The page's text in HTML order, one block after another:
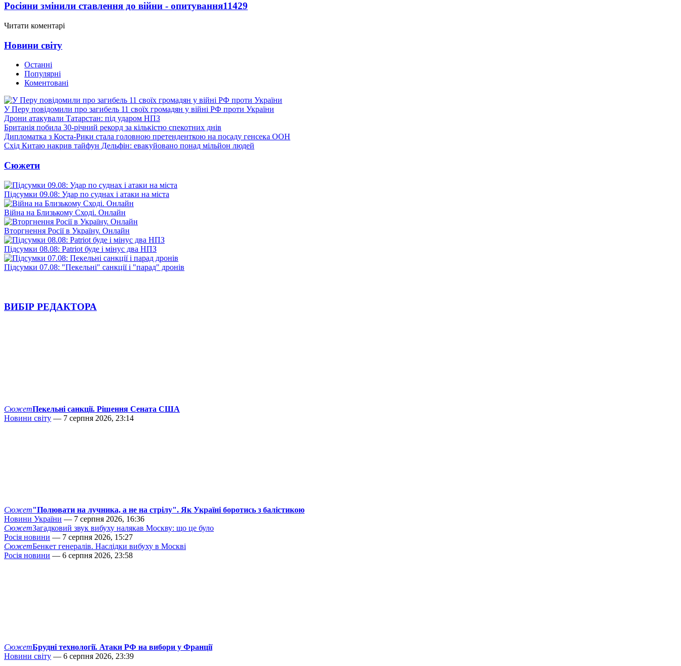
Росіяни змінили ставлення до війни - опитування11429
Читати коментарі
Новини світу
Останні
Популярні
Коментовані
У Перу повідомили про загибель 11 своїх громадян у війні РФ проти України
Дрони атакували Татарстан: під ударом НПЗ
Британія побила 30-річний рекорд за кількістю спекотних днів
Дипломатка з Коста-Рики стала головною претенденткою на посаду генсека ООН
Схід Китаю накрив тайфун Дельфін: евакуйовано понад мільйон людей
Сюжети
Підсумки 09.08: Удар по суднах і атаки на міста
Війна на Близькому Сході. Онлайн
Вторгнення Росії в Україну. Онлайн
Підсумки 08.08: Patriot буде і мінус два НПЗ
Підсумки 07.08: "Пекельні" санкції і "парад" дронів
ВИБІР РЕДАКТОРА
СюжетПекельні санкції. Рішення Сената США
Новини світу — 7 серпня 2026, 23:14
Сюжет"Полювати на лучника, а не на стрілу". Як Україні боротись з балістикою
Новини України — 7 серпня 2026, 16:36
СюжетЗагадковий звук вибуху налякав Москву: що це було
Росія новини — 7 серпня 2026, 15:27
СюжетБенкет генералів. Наслідки вибуху в Москві
Росія новини — 6 серпня 2026, 23:58
СюжетБрудні технології. Атаки РФ на вибори у Франції
Новини світу — 6 серпня 2026, 23:39